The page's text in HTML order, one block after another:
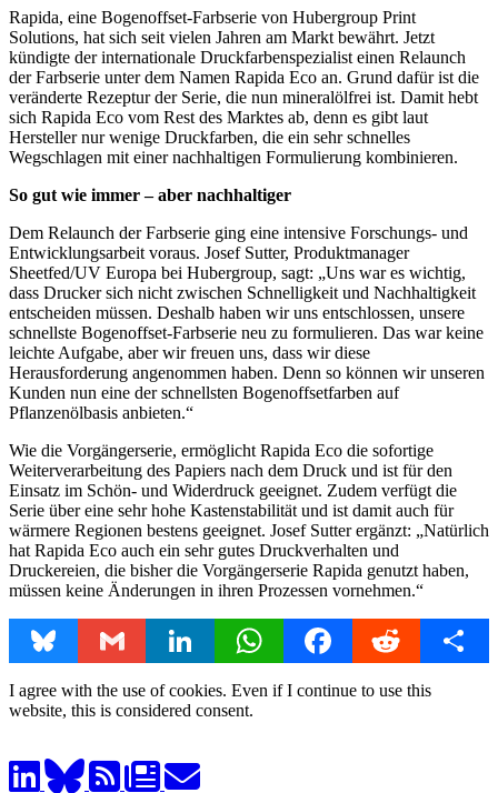
Rapida, eine Bogenoffset-Farbserie von Hubergroup Print
Solutions, hat sich seit vielen Jahren am Markt bewährt. Jetzt
kündigte der internationale Druckfarbenspezialist einen Relaunch
der Farbserie unter dem Namen Rapida Eco an. Grund dafür ist die
veränderte Rezeptur der Serie, die nun mineralölfrei ist. Damit hebt
sich Rapida Eco vom Rest des Marktes ab, denn es gibt laut
Hersteller nur wenige Druckfarben, die ein sehr schnelles
Wegschlagen mit einer nachhaltigen Formulierung kombinieren.
So gut wie immer – aber nachhaltiger
Dem Relaunch der Farbserie ging eine intensive Forschungs- und
Entwicklungsarbeit voraus. Josef Sutter, Produktmanager
Sheetfed/UV Europa bei Hubergroup, sagt: „Uns war es wichtig,
dass Drucker sich nicht zwischen Schnelligkeit und Nachhaltigkeit
entscheiden müssen. Deshalb haben wir uns entschlossen, unsere
schnellste Bogenoffset-Farbserie neu zu formulieren. Das war keine
leichte Aufgabe, aber wir freuen uns, dass wir diese
Herausforderung angenommen haben. Denn so können wir unseren
Kunden nun eine der schnellsten Bogenoffsetfarben auf
Pflanzenölbasis anbieten.“
Wie die Vorgängerserie, ermöglicht Rapida Eco die sofortige
Weiterverarbeitung des Papiers nach dem Druck und ist für den
Einsatz im Schön- und Widerdruck geeignet. Zudem verfügt die
Serie über eine sehr hohe Kastenstabilität und ist damit auch für
wärmere Regionen bestens geeignet. Josef Sutter ergänzt: „Natürlich
hat Rapida Eco auch ein sehr gutes Druckverhalten und
Druckereien, die bisher die Vorgängerserie Rapida genutzt haben,
müssen keine Änderungen in ihren Prozessen vornehmen.“
Bluesky Gmail LinkedIn WhatsAppFacebookReddit Share
I agree with the use of cookies. Even if I continue to use this
website, this is considered consent.